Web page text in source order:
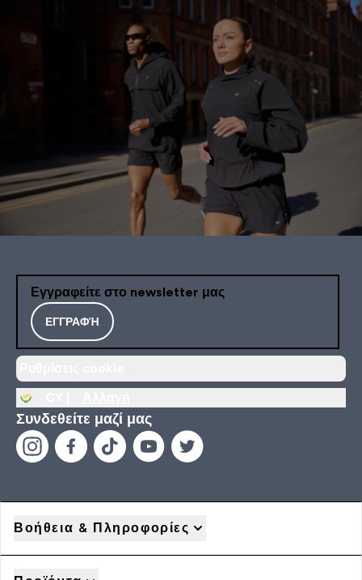
Εγγραφείτε στο newsletter μας
ΕΓΓΡΑΦΉ
Συνδεθείτε μαζί μας
Βοήθεια & Πληροφορίες